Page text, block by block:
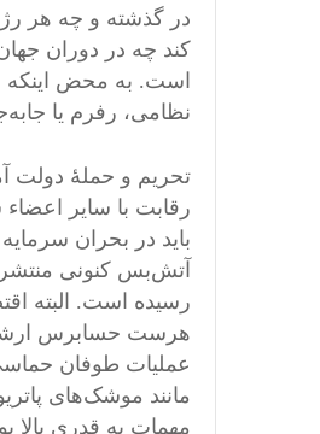
در گذشته و چه هر
کند چه در دوران
است. به محض اینکه
نظامی، رفرم یا
تحریم و حملۀ دولت
رقابت با سایر
باید در بحران
آتش‌بس کنونی منتشر
رسیده است. البته
هرست حسابرس ارشد
عملیات طوفان
مانند موشک‌های
مهمات به قدری بالا